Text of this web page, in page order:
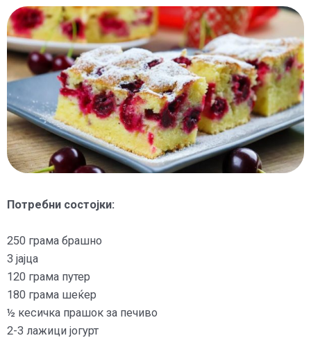
Потребни состојки:
250 грама брашно
3 јајца
120 грама путер
180 грама шеќер
½ кесичка прашок за печиво
2-3 лажици јогурт